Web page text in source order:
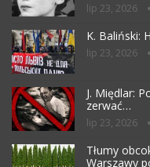
lip 23, 2026
K. Baliński:
lip 23, 2026
J. Międlar:
zerwać…
lip 23, 2026
Tłumy
Warszawy